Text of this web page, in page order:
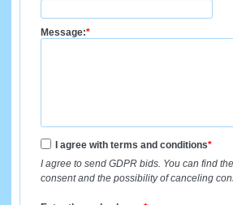
Message:*
I agree with terms and conditions*
I agree to send GDPR bids. You can find
consent and the possibility of canceling